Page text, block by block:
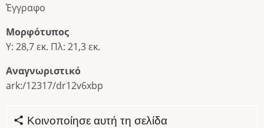
Έγγραφο
Μορφότυπος
Υ: 28,7 εκ. Πλ: 21,3 εκ.
Αναγνωριστικό
ark:/12317/dr12v6xbp
Κοινοποίησε αυτή τη σελίδα